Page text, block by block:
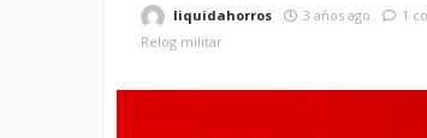
liquidahorros 3 años ago 1
Relog militar